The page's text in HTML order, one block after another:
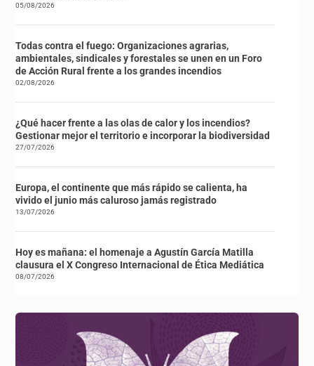
05/08/2026
Todas contra el fuego: Organizaciones agrarias,
ambientales, sindicales y forestales se unen en un Foro
de Acción Rural frente a los grandes incendios
02/08/2026
¿Qué hacer frente a las olas de calor y los incendios?
Gestionar mejor el territorio e incorporar la biodiversidad
27/07/2026
Europa, el continente que más rápido se calienta, ha
vivido el junio más caluroso jamás registrado
13/07/2026
Hoy es mañana: el homenaje a Agustín García Matilla
clausura el X Congreso Internacional de Ética Mediática
08/07/2026